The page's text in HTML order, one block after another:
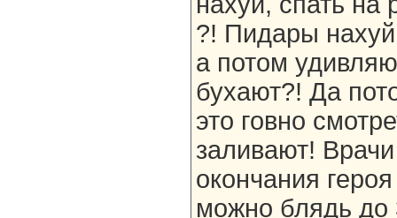
?! Пидары
а потом
бухают?! Да
это говно
заливают!
окончания
можно блядь до